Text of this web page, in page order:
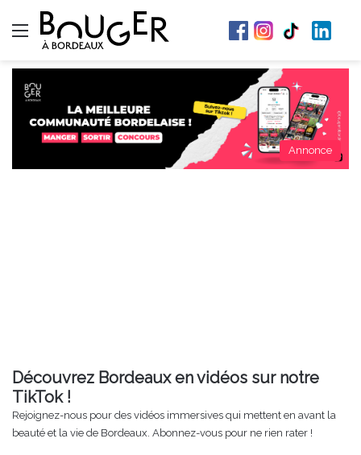
Menu
Annonce
Découvrez Bordeaux en vidéos sur notre
TikTok !
Rejoignez-nous pour des vidéos immersives qui mettent en avant la
beauté et la vie de Bordeaux. Abonnez-vous pour ne rien rater !